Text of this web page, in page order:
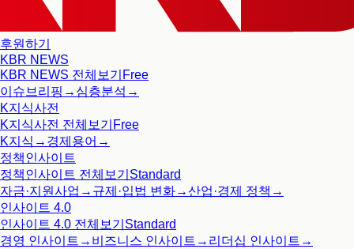
후원하기
KBR NEWS
KBR NEWS 전체보기 Free
이슈브리핑 → 심층분석 →
K지식사전
K지식사전 전체보기 Free
K지식 → 경제용어 →
정책인사이트
정책인사이트 전체보기 Standard
자금·지원사업 → 규제·입법 변화→산업·경제 정책 →
인사이트 4.0
인사이트 4.0 전체보기 Standard
경영 인사이트 → 비즈니스 인사이트 → 리더십 인사이트 →